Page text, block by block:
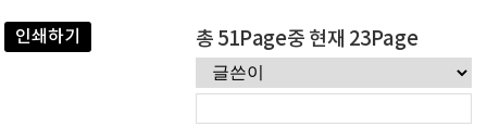
인쇄하기 총 51Page중 현재 23Page